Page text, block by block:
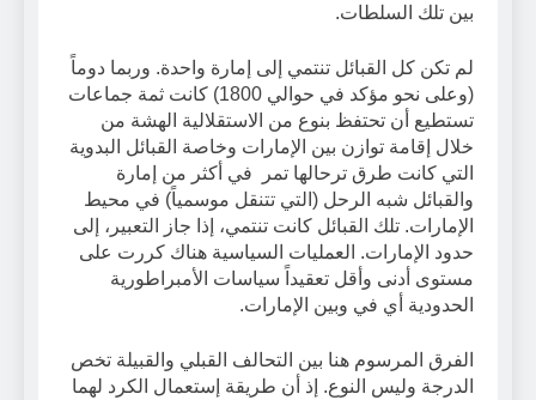
بين تلك السلطات.
لم تكن كل القبائل تنتمي إلى إمارة واحدة. وربما دوماً
(وعلى نحو مؤكد في حوالي 1800) كانت ثمة جماعات
تستطيع أن تحتفظ بنوع من الاستقلالية الهشة من
خلال إقامة توازن بين الإمارات وخاصة القبائل البدوية
التي كانت طرق ترحالها تمر في أكثر من إمارة
والقبائل شبه الرحل (التي تتنقل موسمياً) في محيط
الإمارات. تلك القبائل كانت تنتمي، إذا جاز التعبير، إلى
حدود الإمارات. العمليات السياسية هناك كررت على
مستوى أدنى وأقل تعقيداً سياسات الأمبراطورية
الحدودية أي في وبين الإمارات.
الفرق المرسوم هنا بين التحالف القبلي والقبيلة تخص
الدرجة وليس النوع. إذ أن طريقة إستعمال الكرد لهما